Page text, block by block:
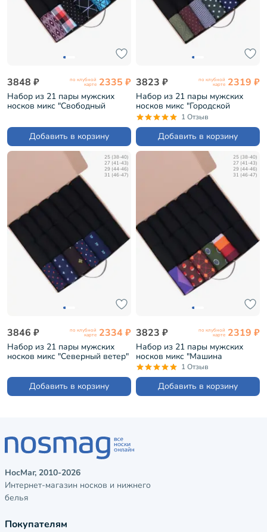
3848 ₽ по клубной
карте 2335 ₽
Набор из 21 пары мужских
носков микс "Свободный
Добавить в корзину
3823 ₽ по клубной
карте 2319 ₽
Набор из 21 пары мужских
носков микс "Городской
философ" (НС-21-206)
1 Отзыв
Добавить в корзину
25 (38-40)
27 (41-43)
29 (44-46)
31 (46-47)
3846 ₽ по клубной
карте 2334 ₽
Набор из 21 пары мужских
носков микс "Северный ветер"
Добавить в корзину
25 (38-40)
27 (41-43)
29 (44-46)
31 (46-47)
3823 ₽ по клубной
карте 2319 ₽
Набор из 21 пары мужских
носков микс "Машина
времени" (НС-21-201)
1 Отзыв
Добавить в корзину
НосМаг, 2010-2026
Интернет-магазин носков и нижнего
белья
Покупателям